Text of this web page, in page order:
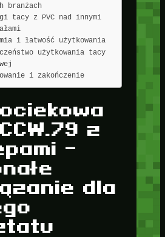
branżach
tacy z PVC nad innymi
i łatwość użytkowania
użytkowania tacy
i zakończenie
z
–
dla